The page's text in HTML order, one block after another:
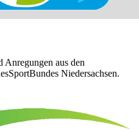
Anregungen aus den
Niedersachsen.